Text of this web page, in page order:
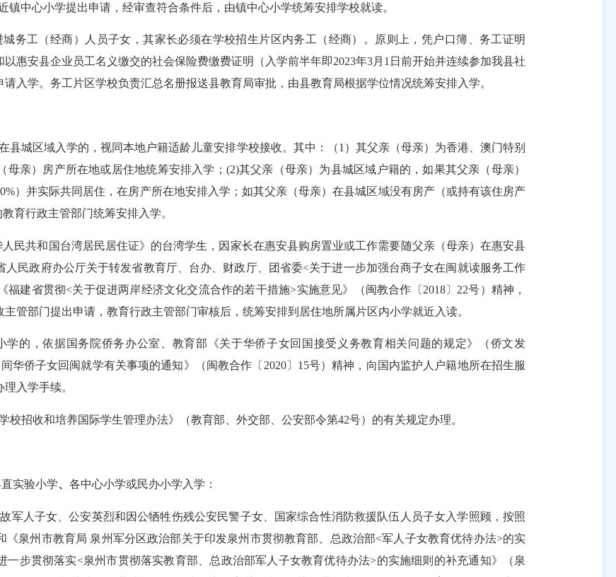
镇中心小学提出申请，经审查符合条件后，由镇中心小学统筹安排学校就读。
务工（经商）人员子女，其家长必须在学校招生片区内务工（经商）。原则上，凭户口簿、务工证明
惠安县企业员工名义缴交的社会保险费缴费证明（入学前半年即2023年3月 1 日前开始并连续参加我县社
入学。务工片区学校负责汇总名册报送县教育局审批，由县教育局根据学位情况统筹安排入学。
县城区域入学的，视同本地户籍适龄儿童安排学校接收。其中：（1 ）其父亲（母亲）为香港、澳门特别
亲）房产所在地或居住地统筹安排入学； (2)其父亲（母亲）为县城区域户籍的，如果其父亲（母亲）
）并实际共同居住，在房产所在地安排入学；如其父亲（母亲）在县城区域没有房产（或持有该住房产
育行政主管部门统筹安排入学。
民共和国台湾居民居住证》的台湾学生，因家长在惠安县购房置业或工作需要随父亲（母亲）在惠安县
民政府办公厅关于转发省教育厅、台办、财政厅、团省委<关于进一步加强台商子女在闽就读服务工作
福建省贯彻<关于促进两岸经济文化交流合作的若干措施>实施意见》（闽教合作〔 2018〕 22号）精神，
管部门提出申请，教育行政主管部门审核后，统筹安排到居住地所属片区内小学就近入读。
学的，依据国务院侨务办公室、教育部《关于华侨子女回国接受义务教育相关问题的规定》（侨文发
华侨子女回闽就学有关事项的通知》（闽教合作〔 2020〕 15号）精神，向国内监护人户籍地所在招生服
入学手续。
校招收和培养国际学生管理办法》（教育部、外交部、公安部令第42号）的有关规定办理。
实验小学、 各中心小学或民办小学入学：
军人子女、公安英烈和因公牺牲伤残公安民警子女、国家综合性消防救援队伍人员子女入学照顾，按照
《泉州市教育局 泉州军分区政治部关于印发泉州市贯彻教育部、总政治部<军人子女教育优待办法>的实
一步贯彻落实<泉州市贯彻落实教育部、总政治部军人子女教育优待办法>的实施细则的补充通知》（泉